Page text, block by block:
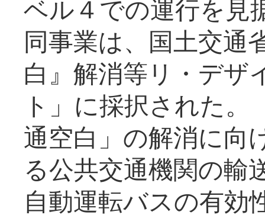
ベル４での運行を見
同事業は、国土交通
白』解消等リ・デザ
ト」に採択された
通空白」の解消に向
る公共交通機関の輸
自動運転バスの有効